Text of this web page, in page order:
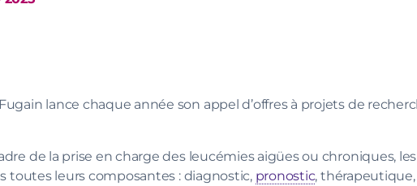
lance chaque année son appel d’offres à projets de
de la prise en charge des leucémies aigües ou chroniques,
toutes leurs composantes : diagnostic, pronostic,